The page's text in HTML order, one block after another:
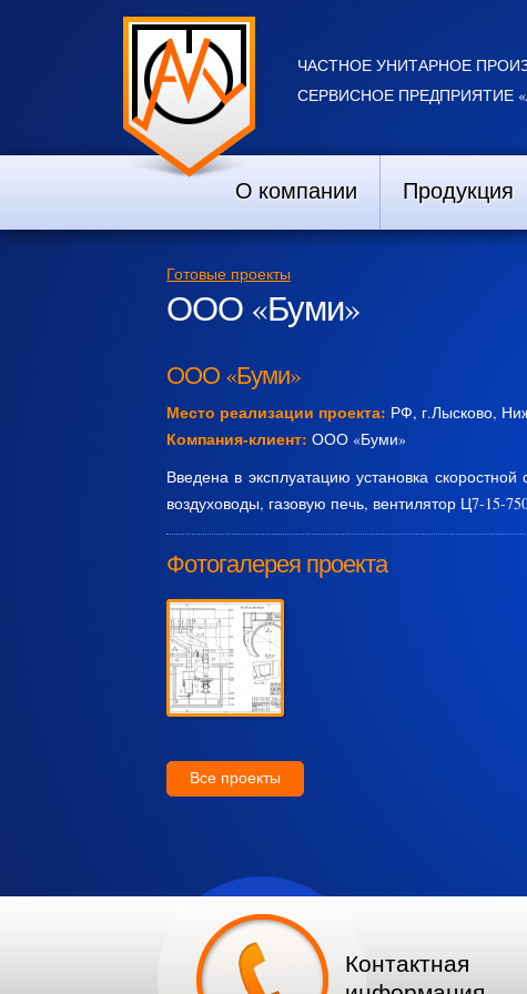
ЧАСТНОЕ УНИТАРНОЕ
СЕРВИСНОЕ ПРЕДПРИЯТИЕ
О компании Продукция
Готовые проекты
ООО «Буми»
ООО «Буми»
Место реализации проекта: РФ, г.Лысково,
Компания-клиент: ООО «Буми»
Введена в эксплуатацию установка
воздуховоды, газовую печь, вентилятор Ц7-15-
Фотогалерея проекта
Все проекты
Контактная